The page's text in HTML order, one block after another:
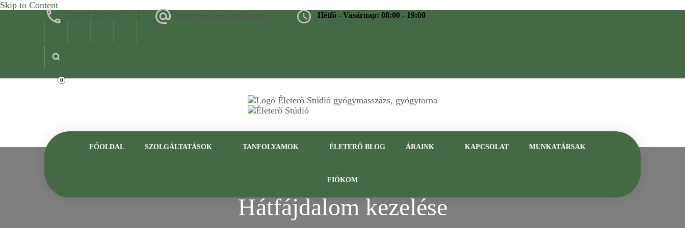
Skip to Content
Hétfő - Vasárnap: 08:00 - 19:00
0
Életerő Stúdió
Gyógymasszázs, gyógytorna, frissítő masszázs Budapesten – Tapasztalt szakemberrel
FŐOLDAL SZOLGÁLTATÁSOK TANFOLYAMOK ÉLETERŐ BLOG ÁRAINK KAPCSOLAT MUNKATÁRSAK
FIÓKOM
Hátfájdalom kezelése